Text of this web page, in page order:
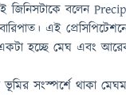
জিনিসটাকে বলেন
এই
হচ্ছে মেঘ এবং
সংস্পর্শে থাকা